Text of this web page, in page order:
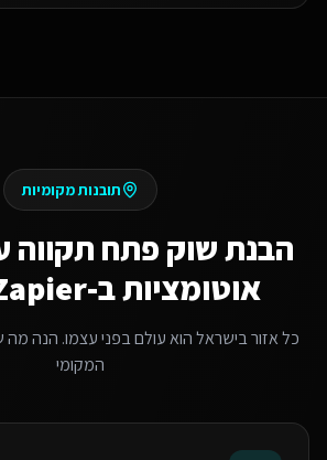
תובנות מקומיות
הבנת שוק פתח תקווה
אוטומציות ב-Make/Zapier
כל אזור בישראל הוא עולם בפני עצמו. הנה
המקומי